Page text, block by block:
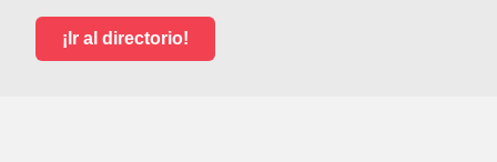
¡Ir al directorio!